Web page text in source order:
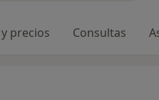
precios Consultas